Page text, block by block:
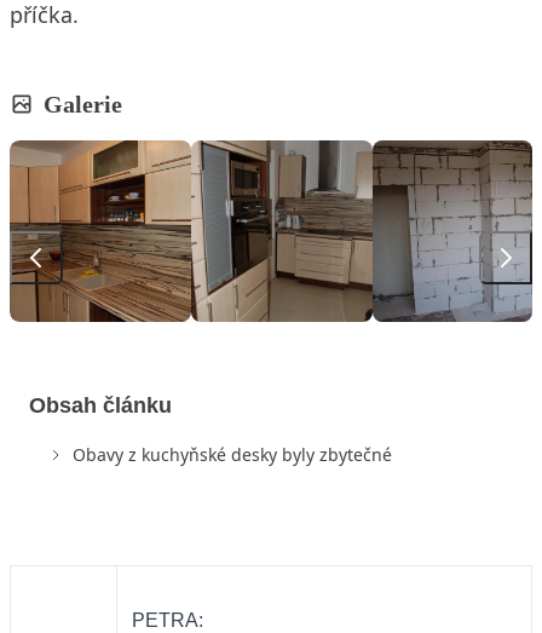
příčka.
Galerie
Obsah článku
Obavy z kuchyňské desky byly zbytečné
PETRA: